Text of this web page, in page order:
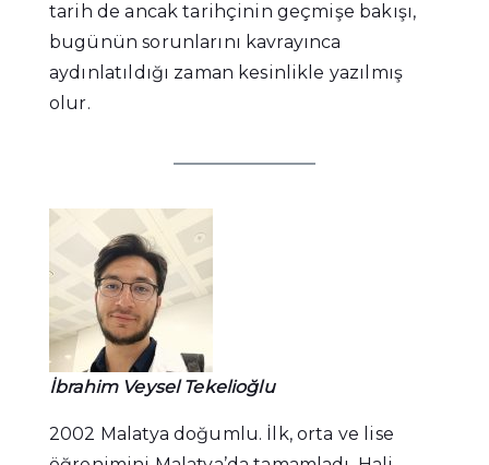
tarih de ancak tarihçinin geçmişe bakışı,
bugünün sorunlarını kavrayınca
aydınlatıldığı zaman kesinlikle yazılmış
olur.
İbrahim Veysel Tekelioğlu
2002 Malatya doğumlu. İlk, orta ve lise